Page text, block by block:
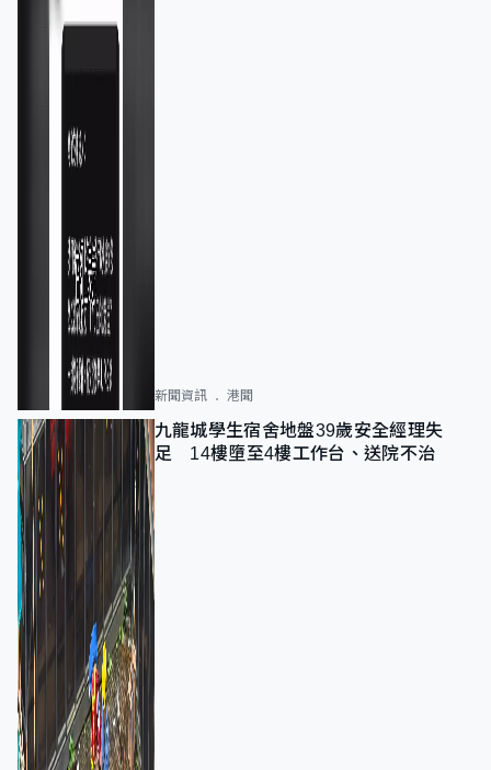
新聞資訊 港聞
九龍城學生宿舍地盤39歲安全經理失
足 14樓墮至4樓工作台、送院不治